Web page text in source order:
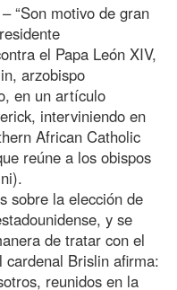
“Son motivo de gran
el Papa León XIV,
arzobispo
en un artículo
interviniendo en
African Catholic
reúne a los obispos
sobre la elección de
y se
de tratar con el
cardenal Brislin afirma:
reunidos en la